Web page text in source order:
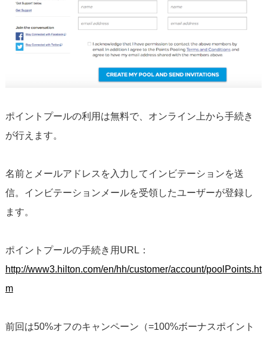
ポイントプールの利用は無料で、オンライン上から手続き
が行えます。
名前とメールアドレスを入力してインビテーションを送
信。インビテーションメールを受領したユーザーが登録し
ます。
ポイントプールの手続き用URL：
http://www3.hilton.com/en/hh/customer/account/poolPoints.ht
m
前回は50%オフのキャンペーン（=100%ボーナスポイント